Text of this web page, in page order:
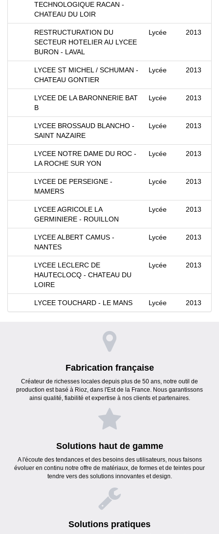
TECHNOLOGIQUE RACAN -
CHATEAU DU LOIR
RESTRUCTURATION DU
SECTEUR HOTELIER AU LYCEE
BURON - LAVAL
Lycée 2013
LYCEE ST MICHEL / SCHUMAN -
CHATEAU GONTIER
Lycée 2013
LYCEE DE LA BARONNERIE BAT
B
Lycée 2013
LYCEE BROSSAUD BLANCHO -
SAINT NAZAIRE
Lycée 2013
LYCEE NOTRE DAME DU ROC -
LA ROCHE SUR YON
Lycée 2013
LYCEE DE PERSEIGNE -
MAMERS
Lycée 2013
LYCEE AGRICOLE LA
GERMINIERE - ROUILLON
Lycée 2013
LYCEE ALBERT CAMUS -
NANTES
Lycée 2013
LYCEE LECLERC DE
HAUTECLOCQ - CHATEAU DU
LOIRE
Lycée 2013
LYCEE TOUCHARD - LE MANS Lycée 2013
Fabrication française
Créateur de richesses locales depuis plus de 50 ans, notre outil de
production est basé à Rioz, dans l'Est de la France. Nous garantissons
ainsi qualité, fiabilité et expertise à nos clients et partenaires.
Solutions haut de gamme
A l'écoute des tendances et des besoins des utilisateurs, nous faisons
évoluer en continu notre offre de matériaux, de formes et de teintes pour
tendre vers des solutions innovantes et design.
Solutions pratiques